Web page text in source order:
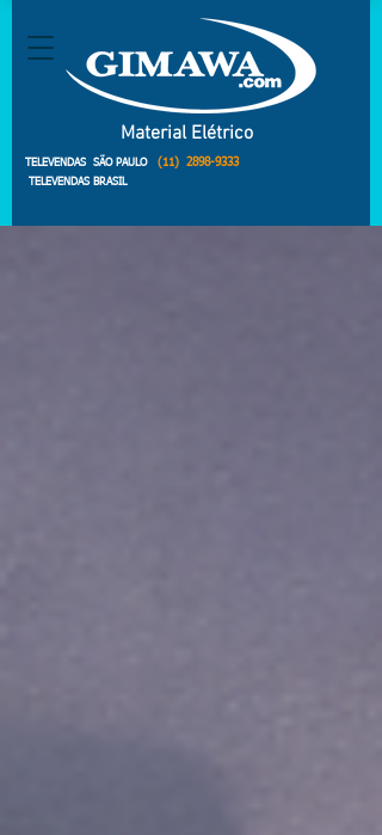
TELEVENDAS SÃO PAULO (11) 2898-9333
TELEVENDAS BRASIL
Material Elétrico